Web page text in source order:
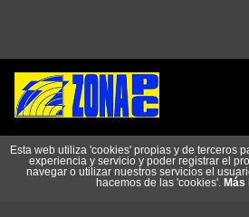
Esta web utiliza 'cookies' propias y de terceros
experiencia y servicio y poder registrar el
navegar o utilizar nuestros servicios el
hacemos de las 'cookies'.